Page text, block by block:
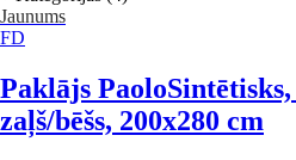
Jaunums
FD
Paklājs Paolo
zaļš/bēšs, 200x280 cm